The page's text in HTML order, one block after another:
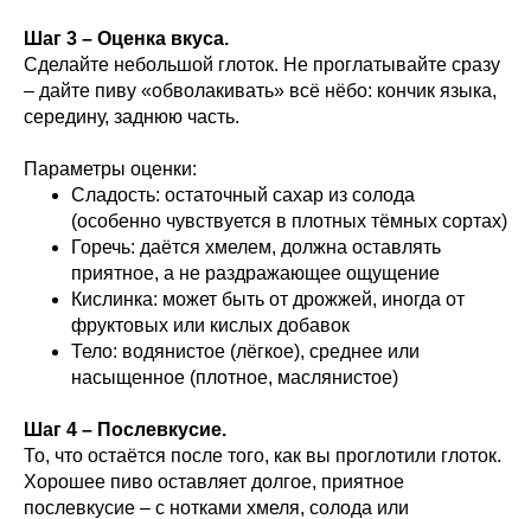
Шаг 3 – Оценка вкуса.
Сделайте небольшой глоток. Не проглатывайте сразу
– дайте пиву «обволакивать» всё нёбо: кончик языка,
середину, заднюю часть.
Параметры оценки:
Сладость: остаточный сахар из солода
(особенно чувствуется в плотных тёмных сортах)
Горечь: даётся хмелем, должна оставлять
приятное, а не раздражающее ощущение
Кислинка: может быть от дрожжей, иногда от
фруктовых или кислых добавок
Тело: водянистое (лёгкое), среднее или
насыщенное (плотное, маслянистое)
Шаг 4 – Послевкусие.
То, что остаётся после того, как вы проглотили глоток.
Хорошее пиво оставляет долгое, приятное
послевкусие – с нотками хмеля, солода или